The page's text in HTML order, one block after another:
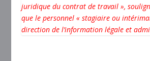
juridique du contrat de travail »,
que le personnel « stagiaire ou
direction de l’information légale et